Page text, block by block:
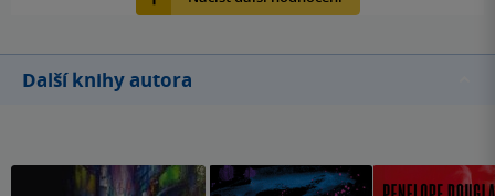
Další knihy autora